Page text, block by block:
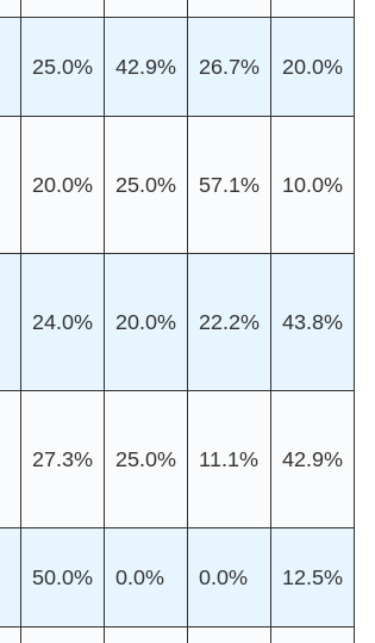
25.0% 42.9% 26.7% 20.0%
20.0% 25.0% 57.1% 10.0%
24.0% 20.0% 22.2% 43.8%
27.3% 25.0% 11.1% 42.9%
50.0% 0.0% 0.0% 12.5%